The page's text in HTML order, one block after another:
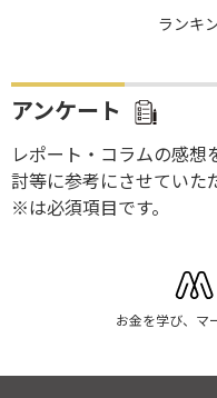
ランキ
アンケート
レポート・コラムの感
討等に参考にさせていた
※は必須項目です。
お金を学び、マ